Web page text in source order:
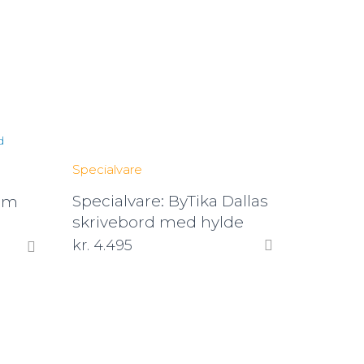
Specialvare
Specialvare: ByTika Dallas
skrivebord med hylde
kr. 4.495